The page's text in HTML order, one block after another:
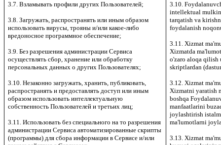
3.7. Взламывать профили других Пользователей;
3.8. Загружать, распространять или иным образом
использовать вирусы, трояны и/или какое-либо
вредоносное программное обеспечение;
3.9. Без разрешения администрации Сервиса
осуществлять сбор, хранение или обработку
персональных данных о других Пользователях;
3.10. Незаконно загружать, хранить, публиковать,
распространять и предоставлять доступ или иным
образом использовать интеллектуальную
собственность Пользователей и третьих лиц;
3.11. Использовать без специального на то разрешения
администрации Сервиса автоматизированные скрипты
(программы) для сбора информации в Сервисе и/или
3.10.
intellektual
tarqatish va
foydalanish
3.11. Xizmat
Xizmatda
o'zaro aloqa
skriptlardan
3.12. Xizmat
Xizmatni yaratish
boshqa
manfaatlarini
joylashtirish
ma'lumotlarni
3.13. Xizmat